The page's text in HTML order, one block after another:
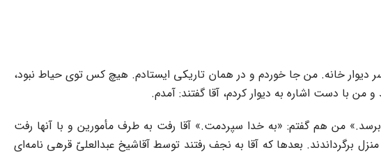
دیوار خانه. من جا خوردم و در همان تاریکی ایستادم. هیچ کس توی حیاط نبود،
من با دست اشاره به دیوار کردم، آقا گفتند: آمدم.
من هم گفتم: «به خدا سپردمت.» آقا رفت به طرف مأمورین و با آنها رفت
او را به منزل برگرداندند. بعدها که آقا به نجف رفتند توسط آقاشیخ عبدالعلیّ قرهی نامه‌ای